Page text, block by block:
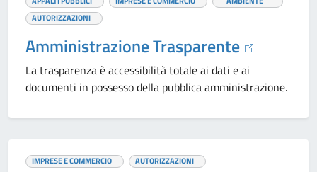
AUTORIZZAZIONI
Amministrazione Trasparente
La trasparenza è accessibilità totale ai dati e ai
documenti in possesso della pubblica amministrazione.
IMPRESE E COMMERCIO AUTORIZZAZIONI